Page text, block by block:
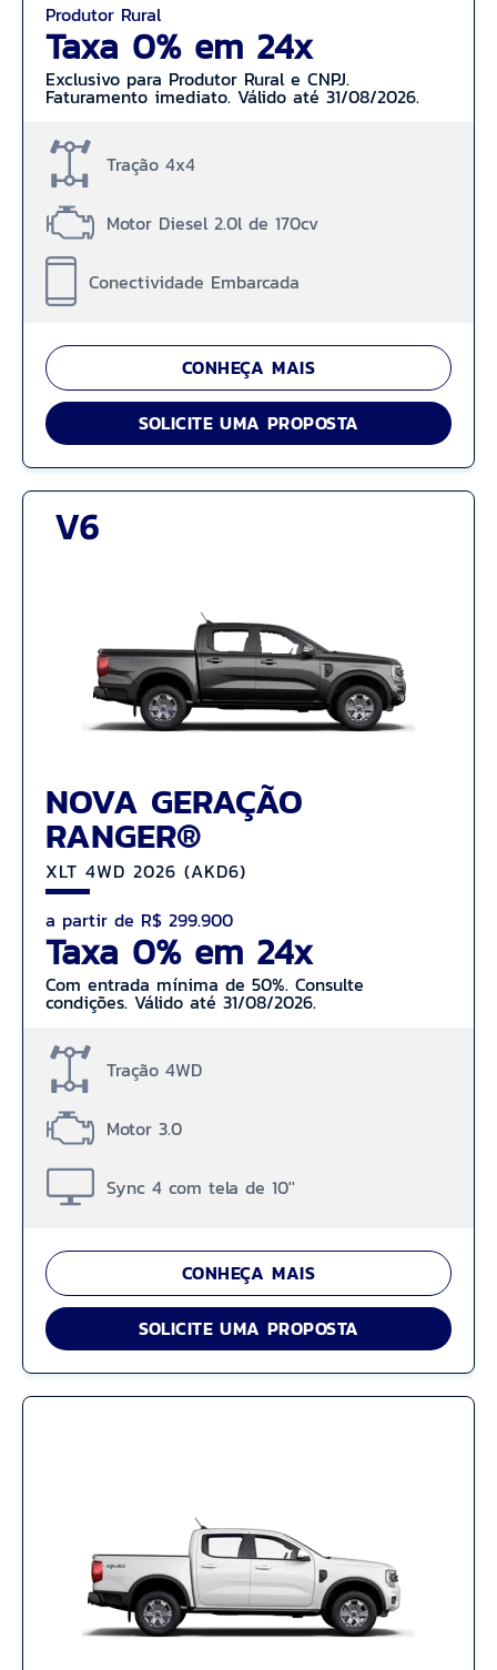
Produtor Rural
Taxa 0% em 24x
Exclusivo para Produtor Rural e CNPJ.
Faturamento imediato. Válido até 31/08/2026.
Tração 4x4
Motor Diesel 2.0l de 170cv
Conectividade Embarcada
CONHEÇA MAIS
SOLICITE UMA PROPOSTA
NOVA GERAÇÃO
RANGER®
XLT 4WD 2026 (AKD6)
a partir de R$ 299.900
Taxa 0% em 24x
Com entrada mínima de 50%. Consulte
condições. Válido até 31/08/2026.
Tração 4WD
Motor 3.0
Sync 4 com tela de 10''
CONHEÇA MAIS
SOLICITE UMA PROPOSTA